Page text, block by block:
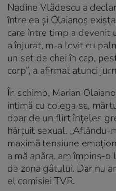
Nadine Vlădescu a
între ea și Olaianos
care între timp a devenit
a înjurat, m-a lovit cu
un set de chei în cap,
corp”, a afirmat atunci
În schimb, Marian
intimă cu colega sa,
doar de un flirt înțeles
hărțuit sexual. „Aflându-
maximă tensiune
a mă apăra, am împins-
de zona gâtului. Dar nu
el comisiei TVR.